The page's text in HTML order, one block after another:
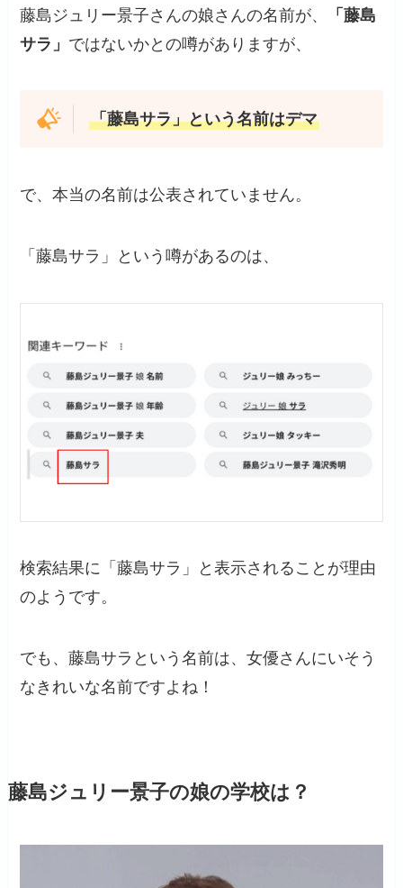
藤島ジュリー景子さんの娘さんの名前が、
「藤島
サラ」 ではないかとの噂がありますが、
「藤島サラ」という名前はデマ
で、本当の名前は公表されていません。
「藤島サラ」という噂があるのは、
検索結果に「藤島サラ」と表示されることが理由
のようです。
でも、藤島サラという名前は、女優さんにいそう
なきれいな名前ですよね！
藤島ジュリー景子の娘の学校は？